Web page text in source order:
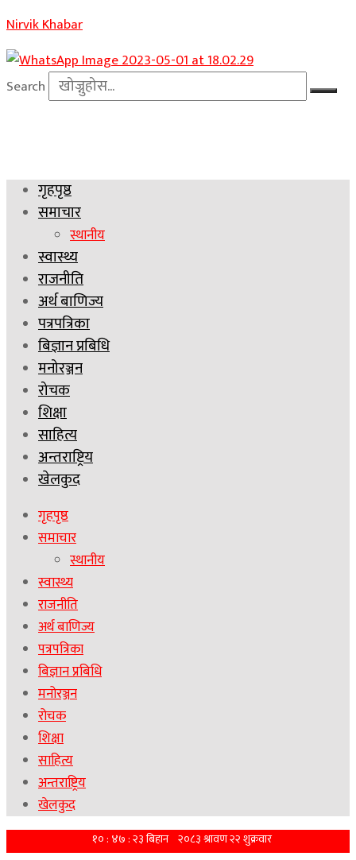
Nirvik Khabar
Search
गृहपृष्ठ
समाचार
स्थानीय
स्वास्थ्य
राजनीति
अर्थ बाणिज्य
पत्रपत्रिका
बिज्ञान प्रबिधि
मनोरञ्जन
रोचक
शिक्षा
साहित्य
अन्तराष्ट्रिय
खेलकुद
गृहपृष्ठ
समाचार
स्थानीय
स्वास्थ्य
राजनीति
अर्थ बाणिज्य
पत्रपत्रिका
बिज्ञान प्रबिधि
मनोरञ्जन
रोचक
शिक्षा
साहित्य
अन्तराष्ट्रिय
खेलकुद